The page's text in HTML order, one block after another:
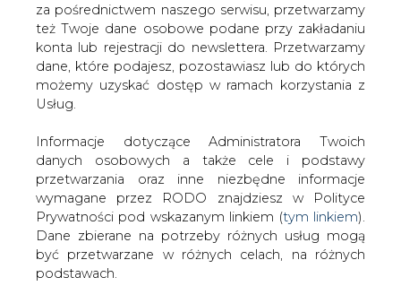
za pośrednictwem naszego serwisu, przetwarzamy
też Twoje dane osobowe podane przy zakładaniu
konta lub rejestracji do newslettera. Przetwarzamy
dane, które podajesz, pozostawiasz lub do których
możemy uzyskać dostęp w ramach korzystania z
Usług.
Informacje dotyczące Administratora Twoich
danych osobowych a także cele i podstawy
przetwarzania oraz inne niezbędne informacje
wymagane przez RODO znajdziesz w Polityce
Prywatności pod wskazanym linkiem (tym linkiem).
Dane zbierane na potrzeby różnych usług mogą
być przetwarzane w różnych celach, na różnych
podstawach.
Strona główna CIEPŁOWNICTWO
Notowania
uprawnień do emisji CO2, węgla i paliw
2019-07-17 00:00
skomentuj
udostępnij:
Notowania uprawnień do emisji
CO2, węgla i paliw